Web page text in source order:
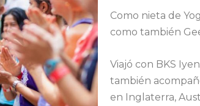
Como nieta de
como también
Viajó con BKS
también
en Inglaterra,